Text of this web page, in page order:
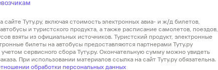
Туту.ру, включая стоимость электронных авиа- и ж/д билетов,
и туристского продукта, а также расписание самолетов, поездов,
взяты из официальных источников. Туристский продукт, электронные
билеты на автобусы предоставляются партнерами Туту.ру
учетом сервисного сбора Туту.ру. Окончательную сумму можно увидеть
При использовании материалов ссылка на сайт Туту.ру обязательна.
обработки персональных данных